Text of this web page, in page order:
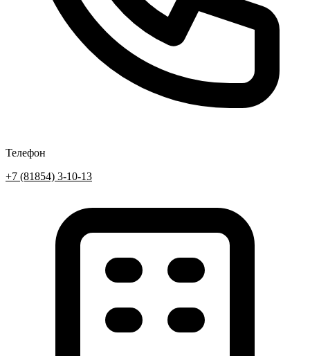
Телефон
+7 (81854) 3-10-13